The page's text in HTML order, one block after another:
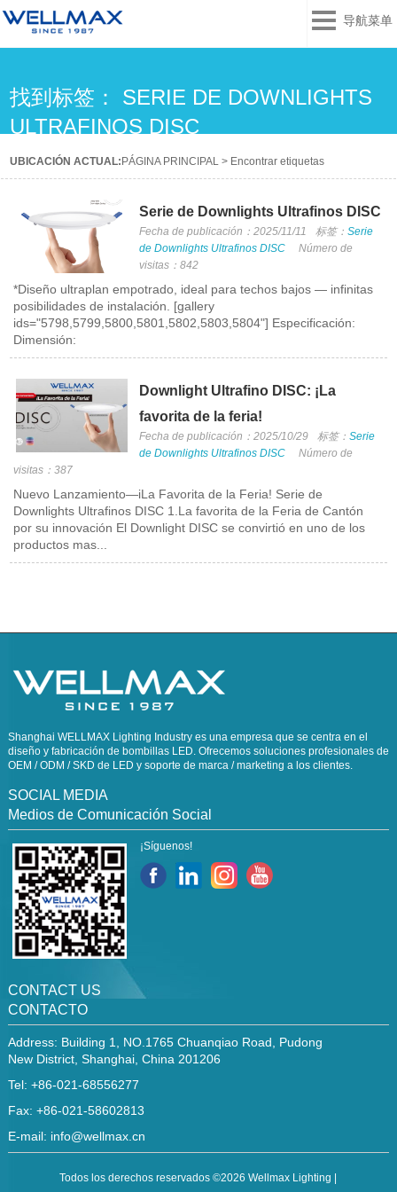
导航菜单
找到标签： SERIE DE DOWNLIGHTS
ULTRAFINOS DISC
UBICACIÓN ACTUAL: PÁGINA PRINCIPAL > Encontrar etiquetas
Serie de Downlights Ultrafinos DISC
Fecha de publicación：2025/11/11 标签： Serie
de Downlights Ultrafinos DISC
Número de
visitas：842
*Diseño ultraplan empotrado, ideal para techos bajos — infinitas
posibilidades de instalación. [gallery
ids="5798,5799,5800,5801,5802,5803,5804"] Especificación:
Dimensión:
Downlight Ultrafino DISC: ¡La
favorita de la feria!
Fecha de publicación：2025/10/29 标签： Serie
de Downlights Ultrafinos DISC
Número de
visitas：387
Nuevo Lanzamiento—iLa Favorita de la Feria! Serie de
Downlights Ultrafinos DISC 1.La favorita de la Feria de Cantón
por su innovación El Downlight DISC se convirtió en uno de los
productos mas...
Shanghai WELLMAX Lighting Industry es una empresa que se centra en el
diseño y fabricación de bombillas LED. Ofrecemos soluciones profesionales de
OEM / ODM / SKD de LED y soporte de marca / marketing a los clientes.
SOCIAL MEDIA
Medios de Comunicación Social
¡Síguenos!
CONTACT US
CONTACTO
Address: Building 1, NO.1765 Chuanqiao Road, Pudong
New District, Shanghai, China 201206
Tel: +86-021-68556277
Fax: +86-021-58602813
E-mail: info@wellmax.cn
Todos los derechos reservados ©2026 Wellmax Lighting |